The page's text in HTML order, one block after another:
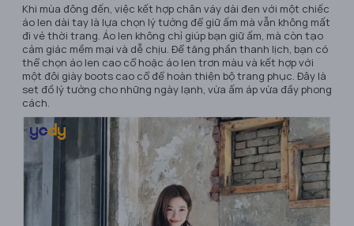
Khi mùa đông đến, việc kết hợp chân váy dài đen với một chiếc
áo len dài tay là lựa chọn lý tưởng để giữ ấm mà vẫn không mất
đi vẻ thời trang. Áo len không chỉ giúp bạn giữ ấm, mà còn tạo
cảm giác mềm mại và dễ chịu. Để tăng phần thanh lịch, bạn có
thể chọn áo len cao cổ hoặc áo len trơn màu và kết hợp với
một đôi giày boots cao cổ để hoàn thiện bộ trang phục. Đây là
set đồ lý tưởng cho những ngày lạnh, vừa ấm áp vừa đầy phong
cách.